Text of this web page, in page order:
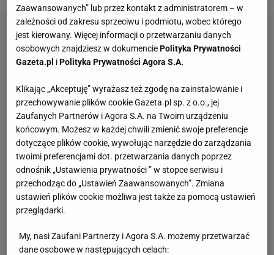
Zaawansowanych” lub przez kontakt z administratorem – w
zależności od zakresu sprzeciwu i podmiotu, wobec którego
jest kierowany. Więcej informacji o przetwarzaniu danych
osobowych znajdziesz w dokumenciePolityka Prywatności
Gazeta.pl iPolityka Prywatności Agora S.A.
Klikając „Akceptuję” wyrażasz też zgodę na zainstalowanie i
przechowywanie plików cookie Gazeta.pl sp. z o.o., jej
Zaufanych Partnerów i Agora S.A. na Twoim urządzeniu
końcowym. Możesz w każdej chwili zmienić swoje preferencje
dotyczące plików cookie, wywołując narzędzie do zarządzania
twoimi preferencjami dot. przetwarzania danych poprzez
odnośnik „Ustawienia prywatności ” w stopce serwisu i
przechodząc do „Ustawień Zaawansowanych”. Zmiana
ustawień plików cookie możliwa jest także za pomocą ustawień
przeglądarki.
My, nasi Zaufani Partnerzy i Agora S.A. możemy przetwarzać
dane osobowe w następujących celach: